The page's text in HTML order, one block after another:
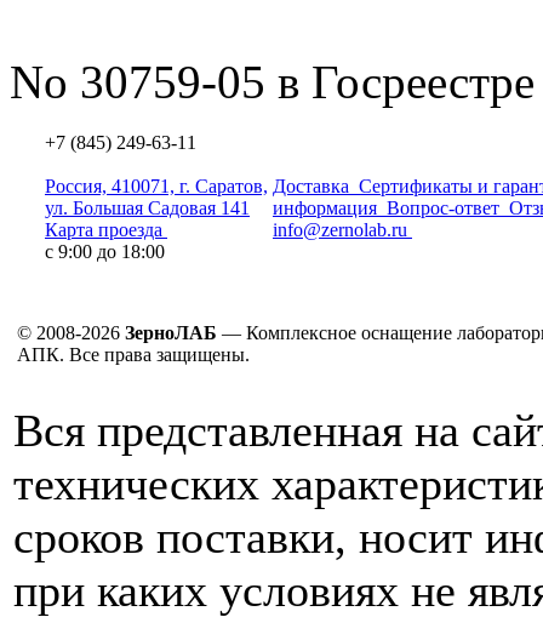
No 30759-05 в
+7 (845) 249-63-11
Россия, 410071, г. Саратов,
ул. Большая Садовая 141
Карта проезда
с 9:00 до 18:00
Доставка Сертификаты и
информация Вопрос-ответ
info@zernolab.ru
© 2008-2026 ЗерноЛАБ — Комплексное оснащение
АПК. Все права защищены.
Вся представленная на
технических
сроков поставки, носит
при каких условиях не